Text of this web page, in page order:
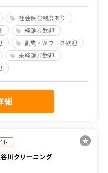
社会保険制度あり
経験者歓迎
副業・Wワーク歓迎
未経験者歓迎
細
ト
川クリーニング